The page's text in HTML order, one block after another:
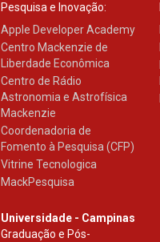
Pesquisa e Inovação:
Apple Developer Academy
Centro Mackenzie de
Liberdade Econômica
Centro de Rádio
Astronomia e Astrofísica
Mackenzie
Coordenadoria de
Fomento à Pesquisa (CFP)
Vitrine Tecnologica
MackPesquisa
Universidade - Campinas
Graduação e Pós-